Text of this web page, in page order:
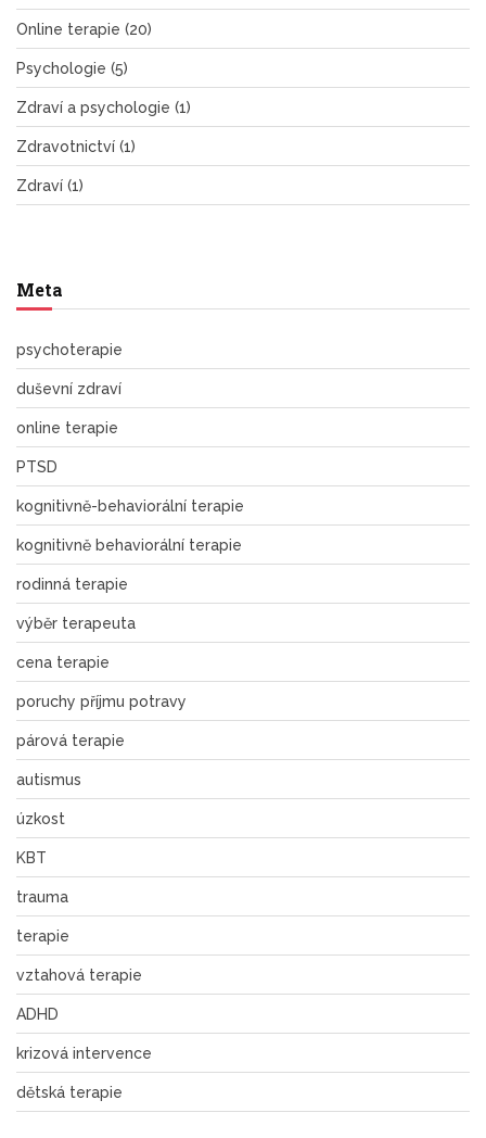
Online terapie (20)
Psychologie (5)
Zdraví a psychologie (1)
Zdravotnictví (1)
Zdraví (1)
Meta
psychoterapie
duševní zdraví
online terapie
PTSD
kognitivně-behaviorální terapie
kognitivně behaviorální terapie
rodinná terapie
výběr terapeuta
cena terapie
poruchy příjmu potravy
párová terapie
autismus
úzkost
KBT
trauma
terapie
vztahová terapie
ADHD
krizová intervence
dětská terapie